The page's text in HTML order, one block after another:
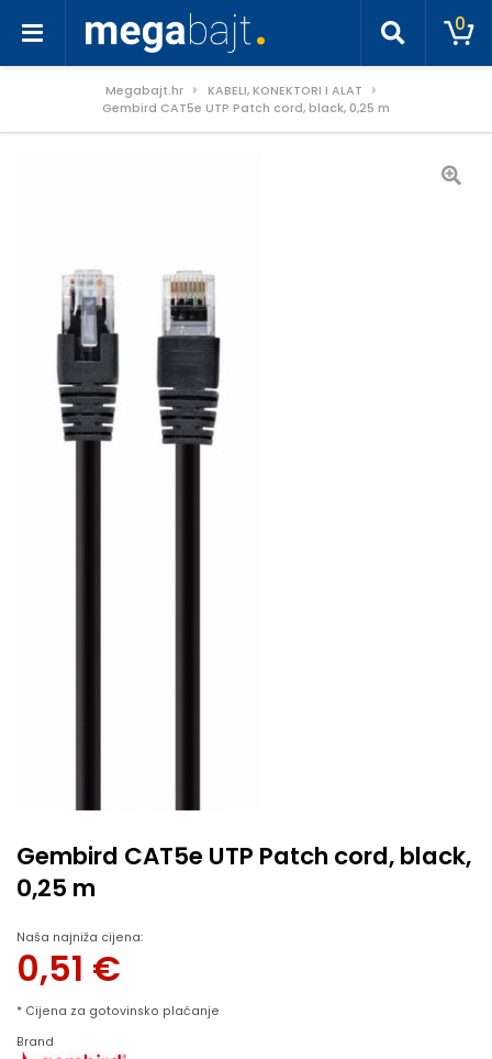
0
Megabajt.hr
KABELI, KONEKTORI I ALAT
Gembird CAT5e UTP Patch cord, black, 0,25 m
Gembird CAT5e UTP Patch cord, black,
0,25 m
Naša najniža cijena:
0,51 €
* Cijena za gotovinsko plaćanje
Brand